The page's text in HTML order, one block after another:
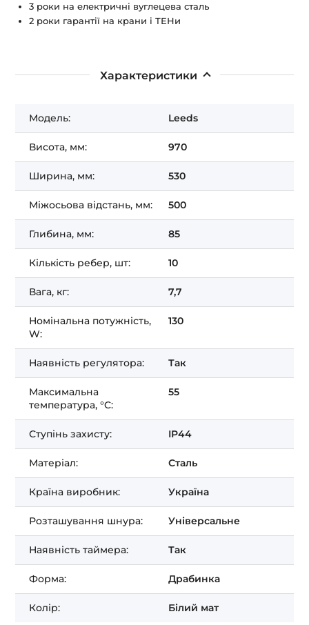
3 роки на електричні вуглецева сталь
2 роки гарантії на крани і ТЕНи
Характеристики
Модель: Leeds
Висота, мм: 970
Ширина, мм: 530
Міжосьова відстань, мм: 500
Глибина, мм: 85
Кількість ребер, шт: 10
Вага, кг: 7,7
Номінальна потужність,
W:
130
Наявність регулятора: Так
Максимальна
температура, °C:
55
Ступінь захисту: IP44
Матеріал: Сталь
Країна виробник: Україна
Розташування шнура: Універсальне
Наявність таймера: Так
Форма: Драбинка
Колір: Білий мат
Отримати ЗНИЖКУ!